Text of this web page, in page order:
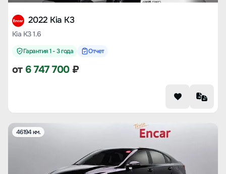
2022 Kia K3
Kia K3 1.6
Гарантия 1 - 3 года Отчет
от 6 747 700₽
46194 км.